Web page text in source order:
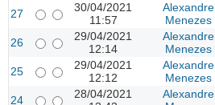
27
30/04/2021
11:57
Alexandre
Menezes
26
29/04/2021
12:14
Alexandre
Menezes
25
29/04/2021
12:12
Alexandre
Menezes
24
28/04/2021
Alexandre